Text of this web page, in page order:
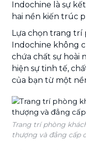
Indochine là sự
hai nền kiến trúc
Lựa chọn trang trí
Indochine không
chứa chất sự hoài
hiện sự tinh tế,
của bạn từ một
Trang trí phòng
thượng và đẳng cấp